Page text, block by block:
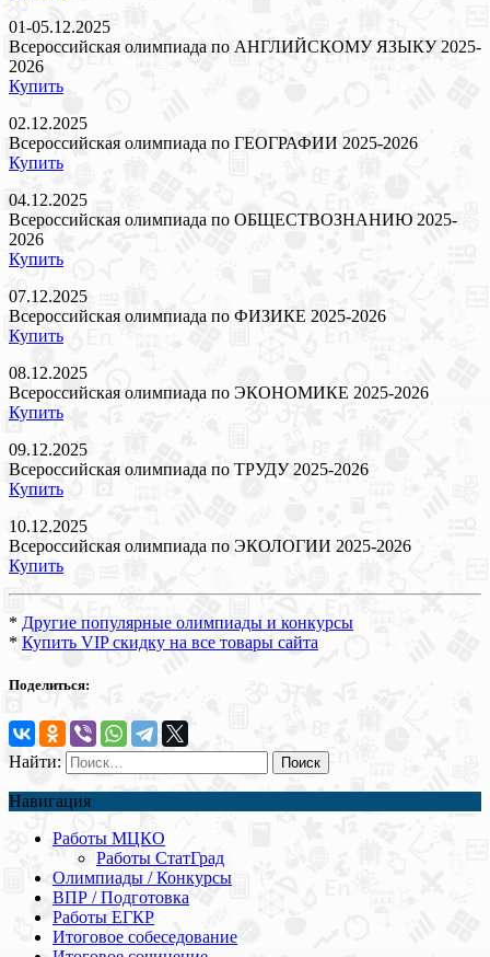
01-05.12.2025
Всероссийская олимпиада по АНГЛИЙСКОМУ ЯЗЫКУ 2025-
2026
Купить
02.12.2025
Всероссийская олимпиада по ГЕОГРАФИИ 2025-2026
Купить
04.12.2025
Всероссийская олимпиада по ОБЩЕСТВОЗНАНИЮ 2025-
2026
Купить
07.12.2025
Всероссийская олимпиада по ФИЗИКЕ 2025-2026
Купить
08.12.2025
Всероссийская олимпиада по ЭКОНОМИКЕ 2025-2026
Купить
09.12.2025
Всероссийская олимпиада по ТРУДУ 2025-2026
Купить
10.12.2025
Всероссийская олимпиада по ЭКОЛОГИИ 2025-2026
Купить
* Другие популярные олимпиады и конкурсы
* Купить VIP скидку на все товары сайта
Поделиться:
Найти:
Навигация
Работы МЦКО
Работы СтатГрад
Олимпиады / Конкурсы
ВПР / Подготовка
Работы ЕГКР
Итоговое собеседование